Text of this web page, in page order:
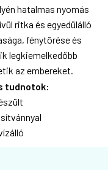
hatalmas nyomás
ritka és egyedülálló
fénytörése és
legkiemelkedőbb
az embereket.
tudnotok: